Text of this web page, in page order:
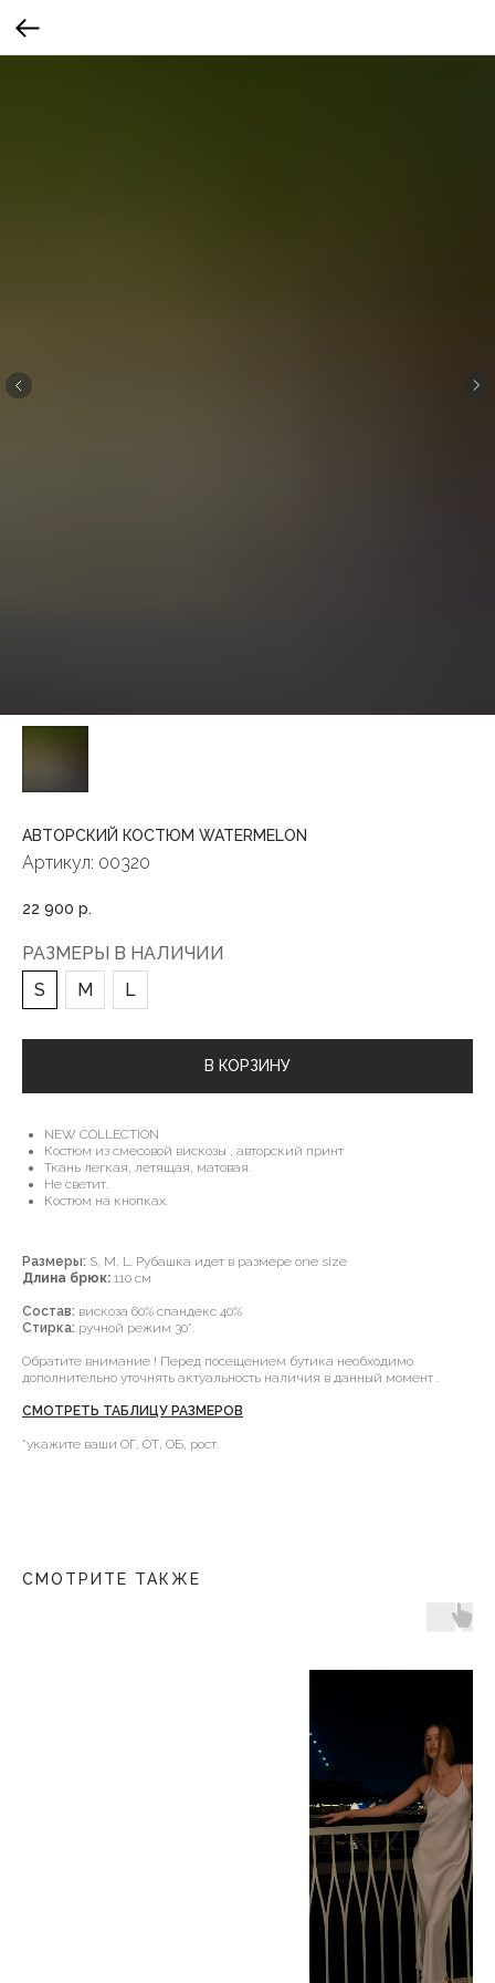
АВТОРСКИЙ КОСТЮМ WATERMELON
Артикул: 00320
22 900 р.
РАЗМЕРЫ В НАЛИЧИИ
S
M L
В КОРЗИНУ
NEW COLLECTION
Костюм из смесовой вискозы , авторский принт
Ткань легкая, летящая, матовая.
Не светит.
Костюм на кнопках.
Размеры: S, М, L. Рубашка идет в размере one size
Длина брюк: 110 см
Состав: вискоза 60% спандекс 40%
Стирка: ручной режим 30*.
Обратите внимание ! Перед посещением бутика необходимо
дополнительно уточнять актуальность наличия в данный момент .
СМОТРЕТЬ ТАБЛИЦУ РАЗМЕРОВ
*укажите ваши ОГ, ОТ, ОБ, рост.
СМОТРИТЕ ТАКЖЕ